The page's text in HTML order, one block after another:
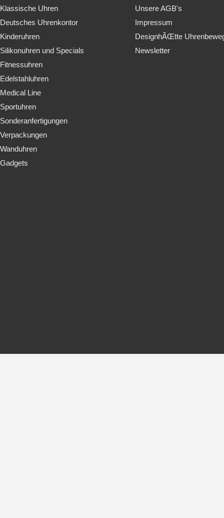
Klassische Uhren
Deutsches Uhrenkontor
Kinderuhren
Silikonuhren und Specials
Fitnessuhren
Edelstahluhren
Medical Line
Sportuhren
Sonderanfertigungen
Verpackungen
Wanduhren
Gadgets
Unsere AGB's
Impressum
DesignhÃŒtte
Newsletter